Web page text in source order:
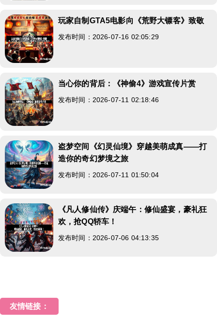
玩家自制GTA5电影向《荒野大镖客》致敬
发布时间：2026-07-16 02:05:29
当心你的背后：《神偷4》游戏宣传片赏
发布时间：2026-07-11 02:18:46
盗梦空间《幻灵仙境》穿越美萌成真——打
造你的奇幻梦境之旅
发布时间：2026-07-11 01:50:04
《凡人修仙传》庆端午：修仙盛宴，豪礼狂
欢，抢QQ轿车！
发布时间：2026-07-06 04:13:35
友情链接：